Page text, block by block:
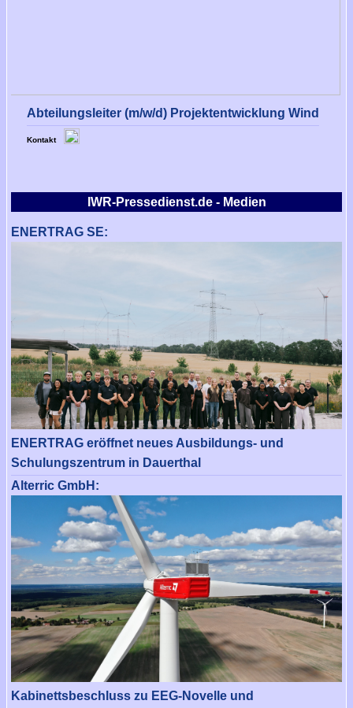
Abteilungsleiter (m/w/d) Projektentwicklung Wind
Kontakt
IWR-Pressedienst.de - Medien
ENERTRAG SE:
ENERTRAG eröffnet neues Ausbildungs- und
Schulungszentrum in Dauerthal
Alterric GmbH:
Kabinettsbeschluss zu EEG-Novelle und